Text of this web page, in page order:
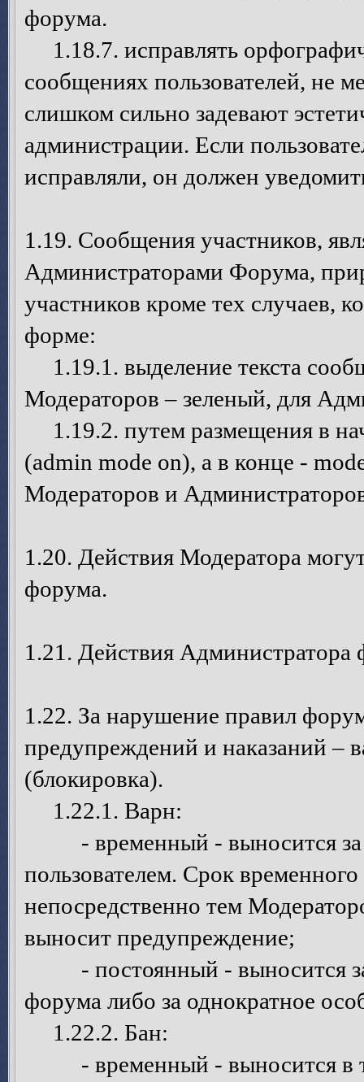
форума.
1.18.7. исправлять
сообщениях пользователей, не
слишком сильно задевают
администрации. Если
исправляли, он должен
1.19. Сообщения участников,
Администраторами Форума,
участников кроме тех случаев,
форме:
1.19.1. выделение текста
Модераторов – зеленый, для
1.19.2. путем размещения в
(admin mode on), а в конце -
Модераторов и
1.20. Действия Модератора
форума.
1.21. Действия
1.22. За нарушение правил
предупреждений и наказаний –
(блокировка).
1.22.1. Варн:
- временный - выносится за
пользователем. Срок временного
непосредственно тем
выносит предупреждение;
- постоянный - выносится за
форума либо за однократное
1.22.2. Бан:
- временный - выносится в